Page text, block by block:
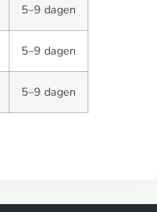
5–9 dagen
5–9 dagen
5–9 dagen